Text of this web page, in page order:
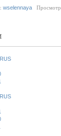
wselennaya